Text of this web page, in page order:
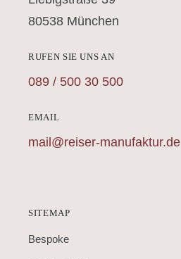
80538 München
RUFEN SIE UNS AN
089 / 500 30 500
EMAIL
mail@reiser-manufaktur.de
SITEMAP
Bespoke